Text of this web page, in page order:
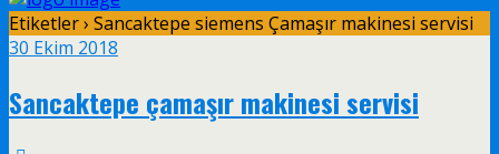
Etiketler › Sancaktepe siemens Çamaşır makinesi servisi
30 Ekim 2018
Sancaktepe çamaşır makinesi servisi